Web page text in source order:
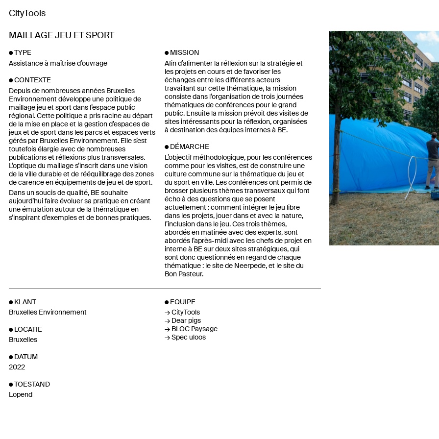
CityTools
MAILLAGE JEU ET SPORT
TYPE
Assistance à maîtrise d’ouvrage
CONTEXTE
Depuis de nombreuses années Bruxelles
Environnement développe une politique de
maillage jeu et sport dans l’espace public
régional. Cette politique a pris racine au départ
de la mise en place et la gestion d’espaces de
jeux et de sport dans les parcs et espaces verts
gérés par Bruxelles Environnement. Elle s’est
toutefois élargie avec de nombreuses
publications et réflexions plus transversales.
L’optique du maillage s’inscrit dans une vision
de la ville durable et de rééquilibrage des zones
de carence en équipements de jeu et de sport.
Dans un soucis de qualité, BE souhaite
aujourd’hui faire évoluer sa pratique en créant
une émulation autour de la thématique en
s’inspirant d’exemples et de bonnes pratiques.
MISSION
Afin d’alimenter la réflexion sur la stratégie et
les projets en cours et de favoriser les
échanges entre les différents acteurs
travaillant sur cette thématique, la mission
consiste dans l’organisation de trois journées
thématiques de conférences pour le grand
public. Ensuite la mission prévoit des visites de
sites intéressants pour la réflexion, organisées
à destination des équipes internes à BE.
DÉMARCHE
L’objectif méthodologique, pour les conférences
comme pour les visites, est de construire une
culture commune sur la thématique du jeu et
du sport en ville. Les conférences ont permis de
brosser plusieurs thèmes transversaux qui font
écho à des questions que se posent
actuellement : comment intégrer le jeu libre
dans les projets, jouer dans et avec la nature,
l’inclusion dans le jeu. Ces trois thèmes,
abordés en matinée avec des experts, sont
abordés l’après-midi avec les chefs de projet en
interne à BE sur deux sites stratégiques, qui
sont donc questionnés en regard de chaque
thématique : le site de Neerpede, et le site du
Bon Pasteur.
KLANT
Bruxelles Environnement
LOCATIE
Bruxelles
DATUM
2022
TOESTAND
Lopend
EQUIPE
CityTools
Dear pigs
BLOC Paysage
Spec uloos